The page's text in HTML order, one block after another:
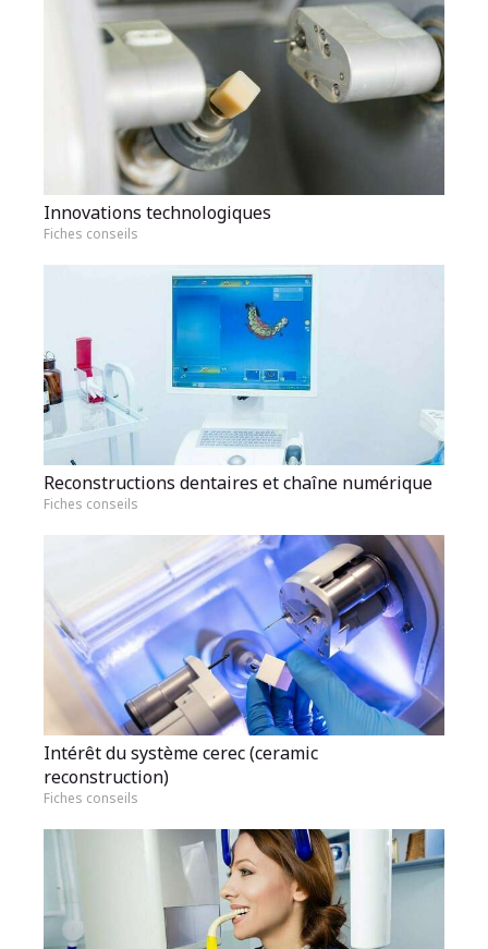
Innovations technologiques
Fiches conseils
Reconstructions dentaires et chaîne numérique
Fiches conseils
Intérêt du système cerec (ceramic
reconstruction)
Fiches conseils